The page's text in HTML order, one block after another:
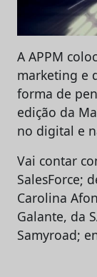
A APPM
marketing e
forma de
edição da
no digital e
Vai contar
SalesForce;
Carolina
Galante, da
Samyroad;